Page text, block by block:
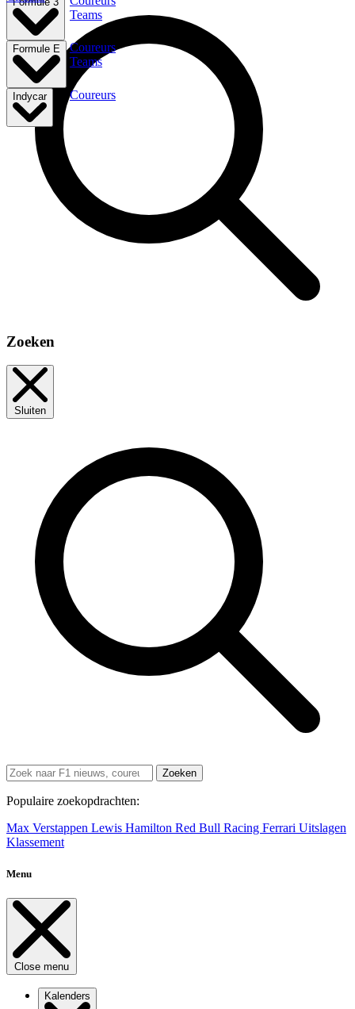
Teams
Formule E
Coureurs
Teams
Indycar Coureurs
Zoeken
Sluiten
Zoeken
Populaire zoekopdrachten:
Max Verstappen Lewis Hamilton Red Bull Racing Ferrari Uitslagen
Klassement
Menu
Close menu
Kalenders